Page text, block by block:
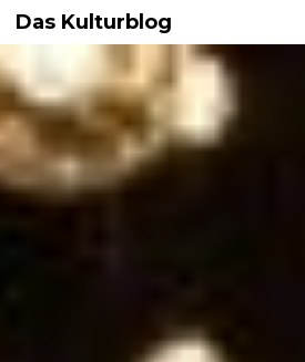
Das Kulturblog